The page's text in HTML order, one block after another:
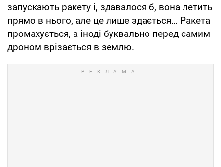
запускають ракету і, здавалося б, вона летить
прямо в нього, але це лише здається… Ракета
промахується, а іноді буквально перед самим
дроном врізається в землю.